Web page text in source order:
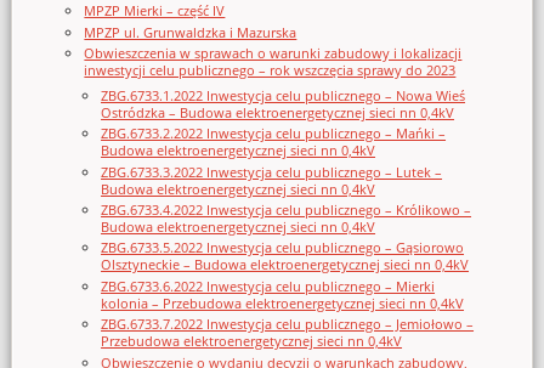
MPZP Mierki – część IV
MPZP ul. Grunwaldzka i Mazurska
Obwieszczenia w sprawach o warunki zabudowy i lokalizacji
inwestycji celu publicznego – rok wszczęcia sprawy do 2023
ZBG.6733.1.2022 Inwestycja celu publicznego – Nowa Wieś
Ostródzka – Budowa elektroenergetycznej sieci nn 0,4kV
ZBG.6733.2.2022 Inwestycja celu publicznego – Mańki –
Budowa elektroenergetycznej sieci nn 0,4kV
ZBG.6733.3.2022 Inwestycja celu publicznego – Lutek –
Budowa elektroenergetycznej sieci nn 0,4kV
ZBG.6733.4.2022 Inwestycja celu publicznego – Królikowo –
Budowa elektroenergetycznej sieci nn 0,4kV
ZBG.6733.5.2022 Inwestycja celu publicznego – Gąsiorowo
Olsztyneckie – Budowa elektroenergetycznej sieci nn 0,4kV
ZBG.6733.6.2022 Inwestycja celu publicznego – Mierki
kolonia – Przebudowa elektroenergetycznej sieci nn 0,4kV
ZBG.6733.7.2022 Inwestycja celu publicznego – Jemiołowo –
Przebudowa elektroenergetycznej sieci nn 0,4kV
Obwieszczenie o wydaniu decyzji o warunkach zabudowy,